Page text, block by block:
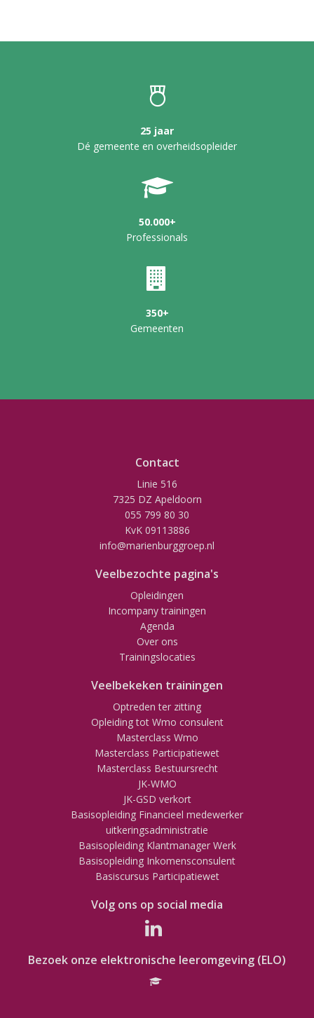
25 jaar
Dé gemeente en overheidsopleider
50.000+
Professionals
350+
Gemeenten
Contact
Linie 516
7325 DZ Apeldoorn
055 799 80 30
KvK 09113886
info@marienburggroep.nl
Veelbezochte pagina's
Opleidingen
Incompany trainingen
Agenda
Over ons
Trainingslocaties
Veelbekeken trainingen
Optreden ter zitting
Opleiding tot Wmo consulent
Masterclass Wmo
Masterclass Participatiewet
Masterclass Bestuursrecht
JK-WMO
JK-GSD verkort
Basisopleiding Financieel medewerker
uitkeringsadministratie
Basisopleiding Klantmanager Werk
Basisopleiding Inkomensconsulent
Basiscursus Participatiewet
Volg ons op social media
Bezoek onze elektronische leeromgeving (ELO)